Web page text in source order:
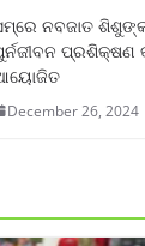
ନବଜାତ
ପ୍ରଶିକ୍ଷଣ
December 26, 2024